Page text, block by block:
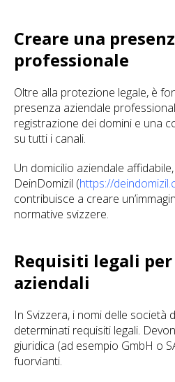
Creare una
professionale
Oltre alla protezione legale, è
presenza aziendale
registrazione dei domini e una
su tutti i canali.
Un domicilio aziendale
DeinDomizil (https://
contribuisce a creare
normative svizzere.
Requisiti legali
aziendali
In Svizzera, i nomi delle società
determinati requisiti legali.
giuridica (ad esempio GmbH o
fuorvianti.